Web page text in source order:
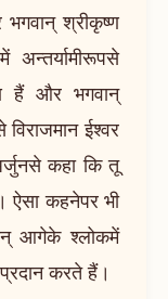
भगवान् श्रीकृष्ण
हैं और भगवान्
ईश्वर
कहा कि तू
ऐसा कहनेपर भी
आगेके श्लोकमें
करते हैं।